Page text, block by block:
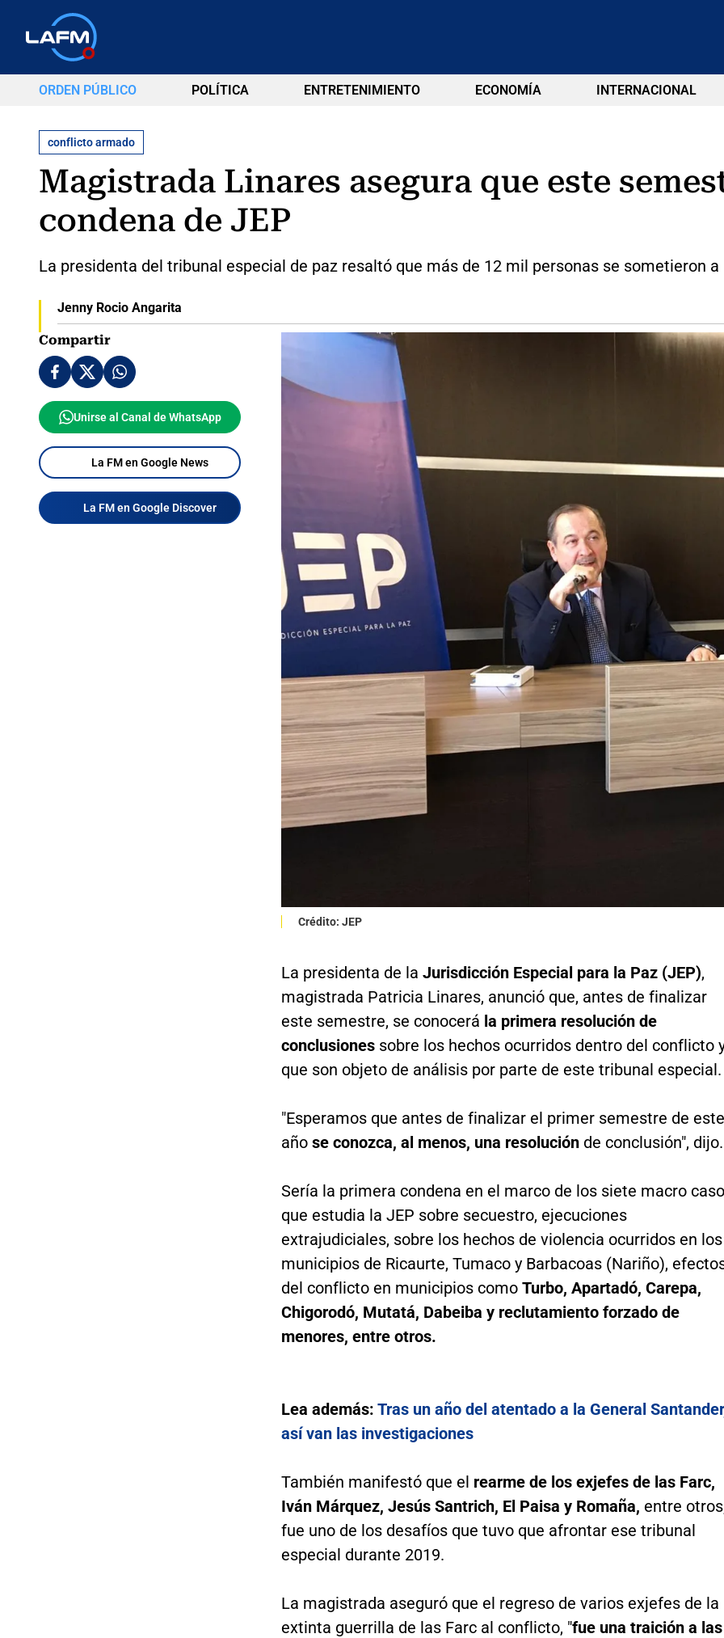
ORDEN PÚBLICO POLÍTICA ENTRETENIMIENTO ECONOMÍA INTERNACIONAL
conflicto armado
Magistrada Linares asegura que este
condena de JEP
La presidenta del tribunal especial de paz resaltó que más de 12 mil personas se sometieron
Jenny Rocio Angarita
Compartir
Unirse al Canal de WhatsApp
La FM en Google News
La FM en Google Discover
Crédito: JEP
La presidenta de la Jurisdicción Especial para la Paz (JEP),
magistrada Patricia Linares, anunció que, antes de finalizar
este semestre, se conocerá la primera resolución de
conclusiones sobre los hechos ocurridos dentro del conflicto
que son objeto de análisis por parte de este tribunal especial.
"Esperamos que antes de finalizar el primer semestre de este
año se conozca, al menos, una resolución de conclusión", dijo.
Sería la primera condena en el marco de los siete macro
que estudia la JEP sobre secuestro, ejecuciones
extrajudiciales, sobre los hechos de violencia ocurridos en los
municipios de Ricaurte, Tumaco y Barbacoas (Nariño),
del conflicto en municipios como Turbo, Apartadó, Carepa,
Chigorodó, Mutatá, Dabeiba y reclutamiento forzado de
menores, entre otros.
Lea además: Tras un año del atentado a la General
así van las investigaciones
También manifestó que el rearme de los exjefes de las Farc,
Iván Márquez, Jesús Santrich, El Paisa y Romaña, entre
fue uno de los desafíos que tuvo que afrontar ese tribunal
especial durante 2019.
La magistrada aseguró que el regreso de varios exjefes de la
extinta guerrilla de las Farc al conflicto, "fue una traición a las